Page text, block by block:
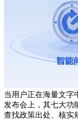
当用户正在海量文字
发布会上，其七大功
查找政策出处、核实